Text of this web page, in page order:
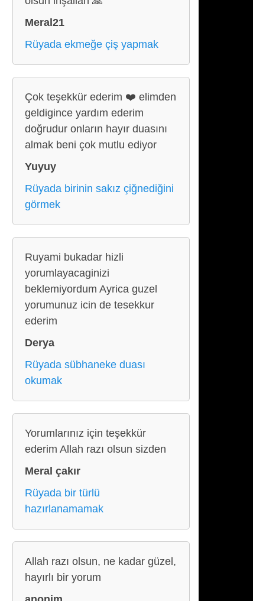
Meral21
Rüyada ekmeğe çiş yapmak
Çok teşekkür ederim ❤️ elimden
geldigince yardım ederim
doğrudur onların hayır duasını
almak beni çok mutlu ediyor
Yuyuy
Rüyada birinin sakız çiğnediğini
görmek
Ruyami bukadar hizli
yorumlayacaginizi
beklemiyordum Ayrica guzel
yorumunuz icin de tesekkur
ederim
Derya
Rüyada sübhaneke duası
okumak
Yorumlarınız için teşekkür
ederim Allah razı olsun sizden
Meral çakır
Rüyada bir türlü
hazırlanamamak
Allah razı olsun, ne kadar güzel,
hayırlı bir yorum